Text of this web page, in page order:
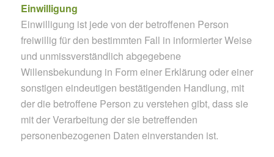
Einwilligung
Einwilligung ist jede von der betroffenen Person
freiwillig für den bestimmten Fall in informierter Weise
und unmissverständlich abgegebene
Willensbekundung in Form einer Erklärung oder einer
sonstigen eindeutigen bestätigenden Handlung, mit
der die betroffene Person zu verstehen gibt, dass sie
mit der Verarbeitung der sie betreffenden
personenbezogenen Daten einverstanden ist.